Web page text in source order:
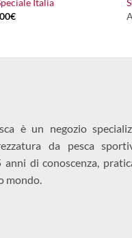
Italia
€
è un negozio
da pesca
anni di conoscenza,
mondo.